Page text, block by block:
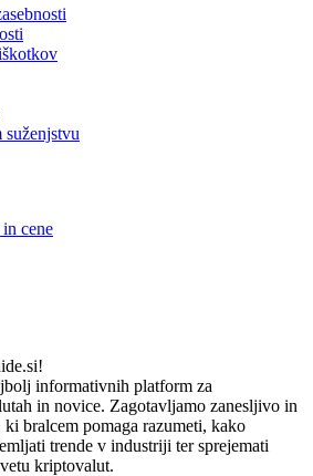
suženjstvu
cene
informativnih platform za
in novice. Zagotavljamo zanesljivo in
bralcem pomaga razumeti, kako
trende v industriji ter sprejemati
kriptovalut.